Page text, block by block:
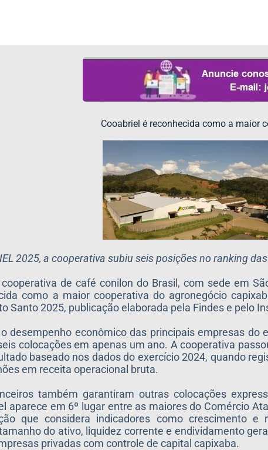
Cooabriel é reconhecida como a maior
2025, a cooperativa subiu seis posições no ranking
de café conilon do Brasil, com sede em
como a maior cooperativa do agronegócio
Santo 2025, publicação elaborada pela Findes e pelo
desempenho econômico das principais empresas do
colocações em apenas um ano. A cooperativa
baseado nos dados do exercício 2024, quando
em receita operacional bruta.
também garantiram outras colocações
aparece em 6º lugar entre as maiores do Comércio
que considera indicadores como crescimento e
do ativo, liquidez corrente e endividamento
privadas com controle de capital capixaba.